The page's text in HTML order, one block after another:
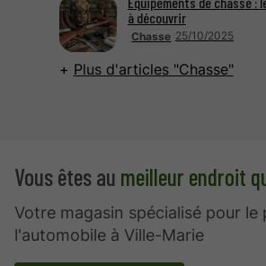
Chasse 25/10/2025
à découvrir
Plus d'articles "Chasse"
Vous êtes au meilleur endroit
Votre magasin spécialisé pour le
l'automobile à Ville-Marie